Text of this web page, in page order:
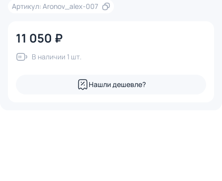
Артикул: Aronov_alex-007
11 050 ₽
В наличии 1 шт.
Нашли дешевле?